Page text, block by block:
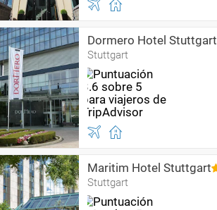
Dormero Hotel Stuttgart
Stuttgart
Maritim Hotel Stuttgart
Stuttgart